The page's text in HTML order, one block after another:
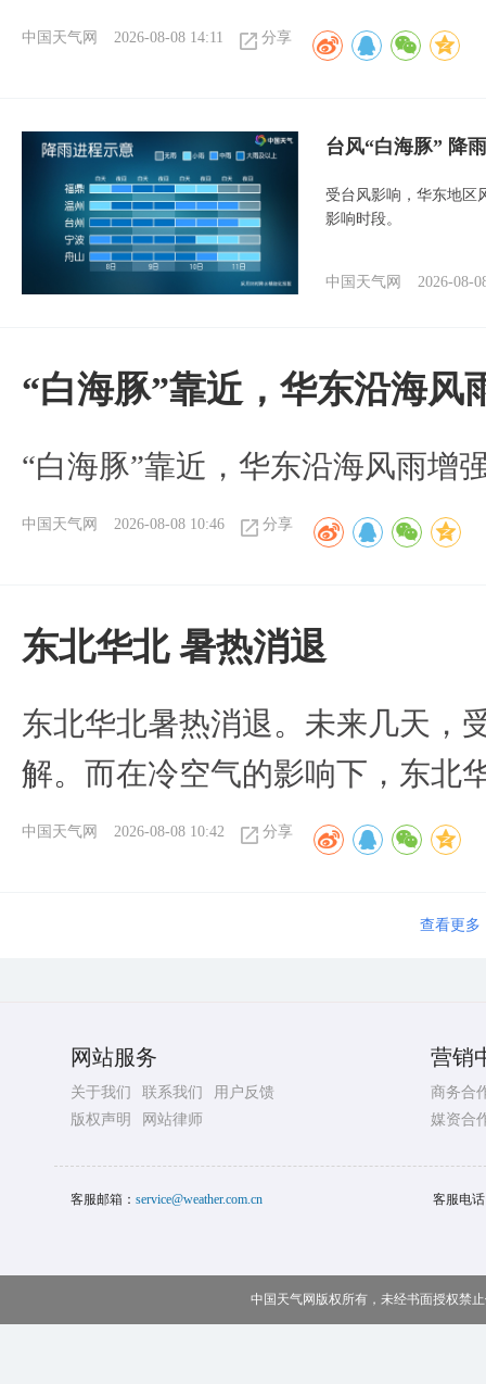
中国天气网 2026-08-08 14:11 分享
台风“白海豚” 降
受台风影响，华东地区
影响时段。
中国天气网 2026-08-
“白海豚”靠近，华东沿海风
“白海豚”靠近，华东沿海风雨增
中国天气网 2026-08-08 10:46 分享
​东北华北 暑热消退
东北华北暑热消退。未来几天，
解。而在冷空气的影响下，东北
中国天气网 2026-08-08 10:42 分享
查看更多
网站服务
关于我们 联系我们
用户反馈
版权声明
网站律师
营销
商务合
媒资合
客服邮箱： service@weather.com.cn 客服电
中国天气网版权所有，未经书面授权